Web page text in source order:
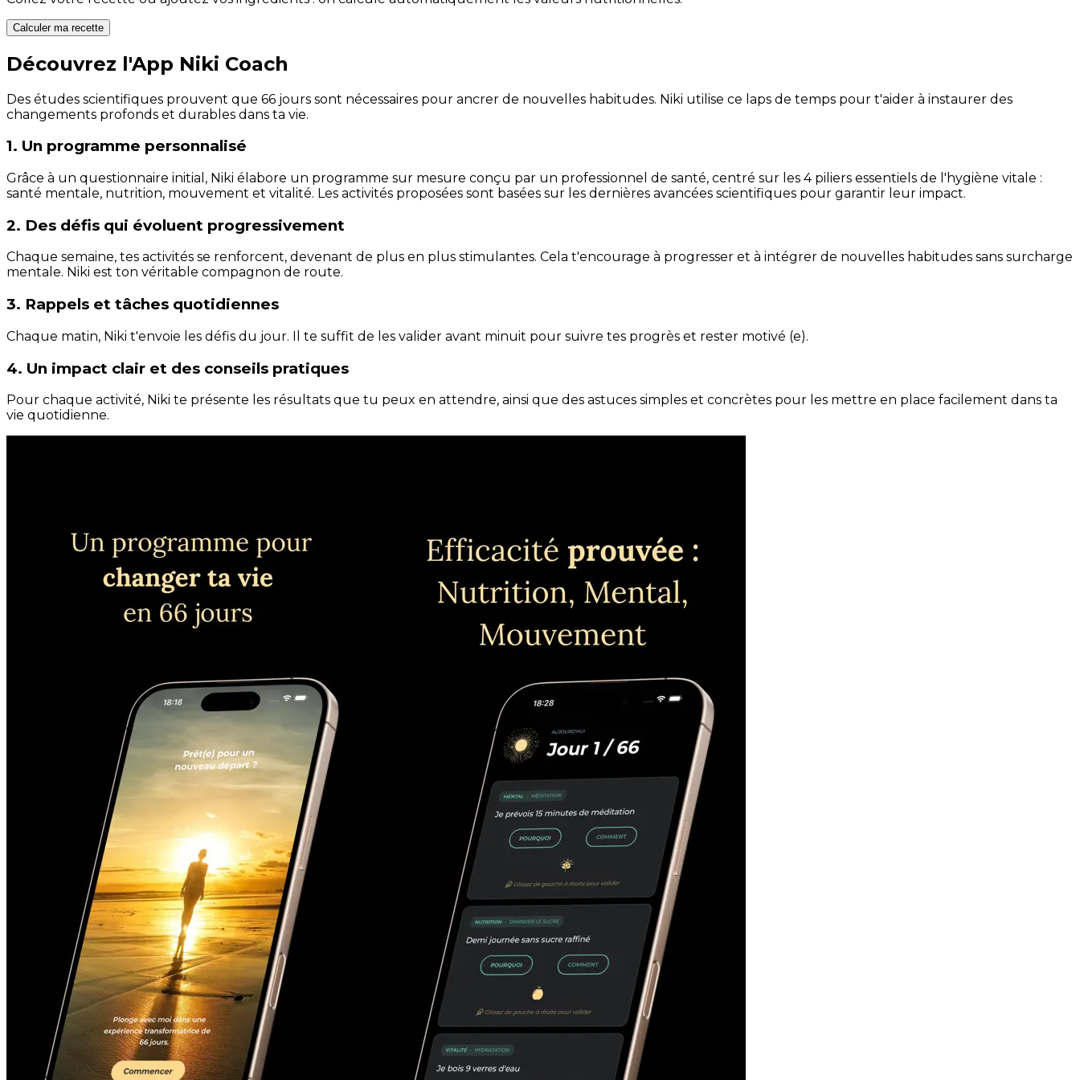
Calculer ma recette
Découvrez l'App Niki Coach
Des études scientifiques prouvent que 66 jours sont nécessaires pour ancrer de nouvelles habitudes. Niki utilise ce laps de temps pour t'aider à instaurer des
changements profonds et durables dans ta vie.
1. Un programme personnalisé
Grâce à un questionnaire initial, Niki élabore un programme sur mesure conçu par un professionnel de santé, centré sur les 4 piliers essentiels de l'hygiène vitale :
santé mentale, nutrition, mouvement et vitalité. Les activités proposées sont basées sur les dernières avancées scientifiques pour garantir leur impact.
2. Des défis qui évoluent progressivement
Chaque semaine, tes activités se renforcent, devenant de plus en plus stimulantes. Cela t'encourage à progresser et à intégrer de nouvelles habitudes sans surcharge
mentale. Niki est ton véritable compagnon de route.
3. Rappels et tâches quotidiennes
Chaque matin, Niki t'envoie les défis du jour. Il te suffit de les valider avant minuit pour suivre tes progrès et rester motivé (e).
4. Un impact clair et des conseils pratiques
Pour chaque activité, Niki te présente les résultats que tu peux en attendre, ainsi que des astuces simples et concrètes pour les mettre en place facilement dans ta
vie quotidienne.